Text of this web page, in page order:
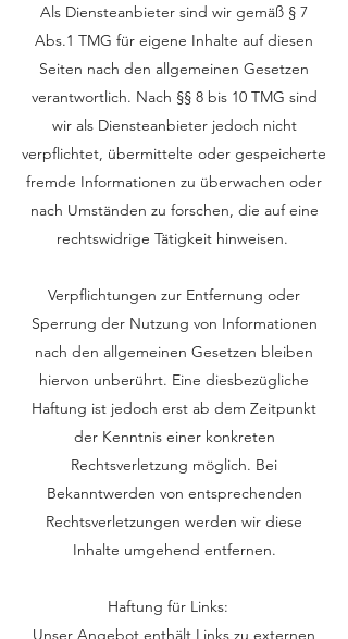
Als Diensteanbieter sind wir gemäß § 7
Abs.1 TMG für eigene Inhalte auf diesen
Seiten nach den allgemeinen Gesetzen
verantwortlich. Nach §§ 8 bis 10 TMG sind
wir als Diensteanbieter jedoch nicht
verpflichtet, übermittelte oder gespeicherte
fremde Informationen zu überwachen oder
nach Umständen zu forschen, die auf eine
rechtswidrige Tätigkeit hinweisen.
Verpflichtungen zur Entfernung oder
Sperrung der Nutzung von Informationen
nach den allgemeinen Gesetzen bleiben
hiervon unberührt. Eine diesbezügliche
Haftung ist jedoch erst ab dem Zeitpunkt
der Kenntnis einer konkreten
Rechtsverletzung möglich. Bei
Bekanntwerden von entsprechenden
Rechtsverletzungen werden wir diese
Inhalte umgehend entfernen.
Haftung für Links:
Unser Angebot enthält Links zu externen